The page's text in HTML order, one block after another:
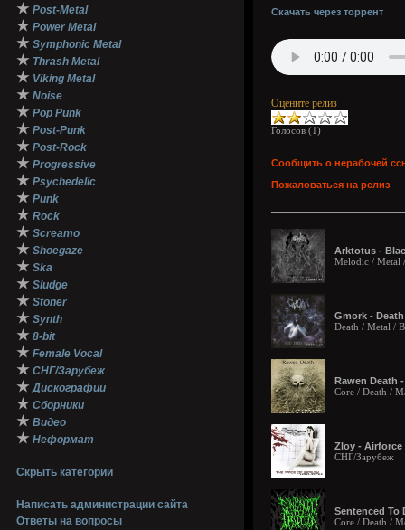
★ Post-Metal
★ Power Metal
★ Symphonic Metal
★ Thrash Metal
★ Viking Metal
★ Noise
★ Pop Punk
★ Post-Punk
★ Post-Rock
★ Progressive
★ Psychedelic
★ Punk
★ Rock
★ Screamo
★ Shoegaze
★ Ska
★ Sludge
★ Stoner
★ Synth
★ 8-bit
★ Female Vocal
★ СНГ/Зарубеж
★ Дискографии
★ Сборники
★ Видео
★ Неформат
Скрыть категории
Написать администрации сайта
Ответы на вопросы
Скачать через торрент
Оцените релиз
Голосов (1)
Сообщить о нерабочей
Пожаловаться на релиз
Arktotus -
Melodic / Metal
Gmork -
Death / Metal /
Rawen Death
Core / Death /
Zloy - Airforce
СНГ/Зарубеж
Sentenced To
Core / Death /